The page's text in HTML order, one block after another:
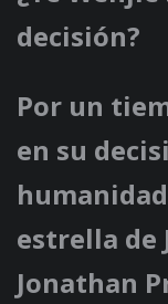
decisión?
Por un
en su
estrella de
Jonathan